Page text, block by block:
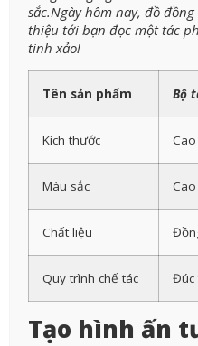
sắc.Ngày hôm nay, đồ
thiệu tới bạn đọc một tác
tinh xảo!
Tên sản phẩm Bộ
Kích thước
Màu sắc
Chất liệu
Quy trình chế tác Đúc
Tạo hình ấn